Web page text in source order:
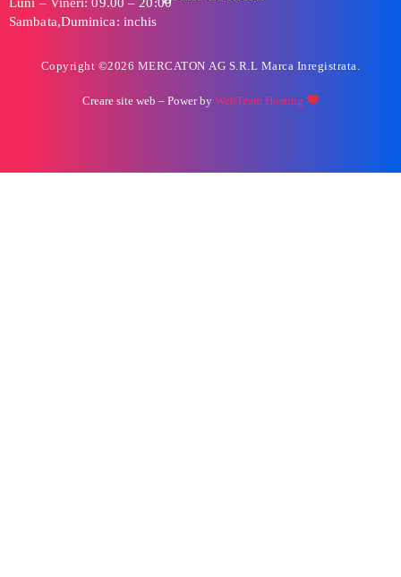
Sambata,Duminica: inchis
Copyright ©2026 MERCATON AG S.R.L Marca Inregistrata.
Creare site web – Power by WebTeam Hosting